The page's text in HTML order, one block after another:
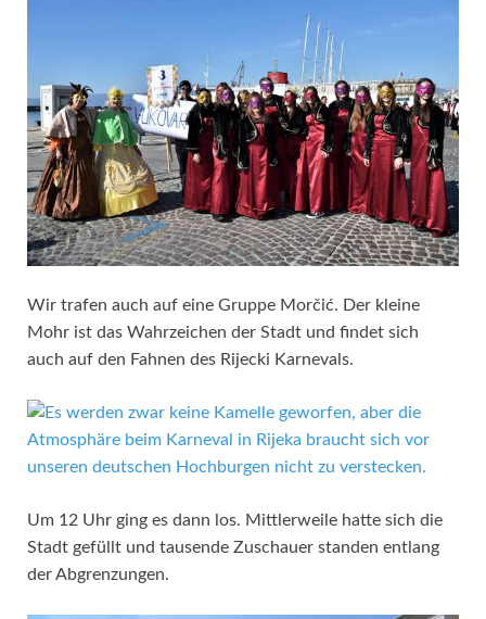
Wir trafen auch auf eine Gruppe Morčić. Der kleine
Mohr ist das Wahrzeichen der Stadt und findet sich
auch auf den Fahnen des Rijecki Karnevals.
Um 12 Uhr ging es dann los. Mittlerweile hatte sich die
Stadt gefüllt und tausende Zuschauer standen entlang
der Abgrenzungen.